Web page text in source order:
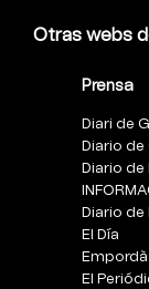
Otras webs
Prensa
Diari de
Diario
Diario de
Diario de
El Día
Empordà
El